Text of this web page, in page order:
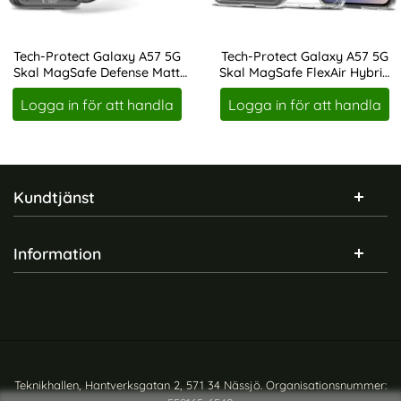
Tech-Protect Galaxy A57 5G
Skal MagSafe Defense Matt
Svart
Art. nr 246869
Logga in för att handla
Tech-Protect Galaxy A57 5G
Skal MagSafe FlexAir Hybrid
Transparent
Art. nr 246873
Logga in för att handla
Sidfot Blandad info och länkar
Kundtjänst
Information
Teknikhallen, Hantverksgatan 2, 571 34 Nässjö. Organisationsnummer: